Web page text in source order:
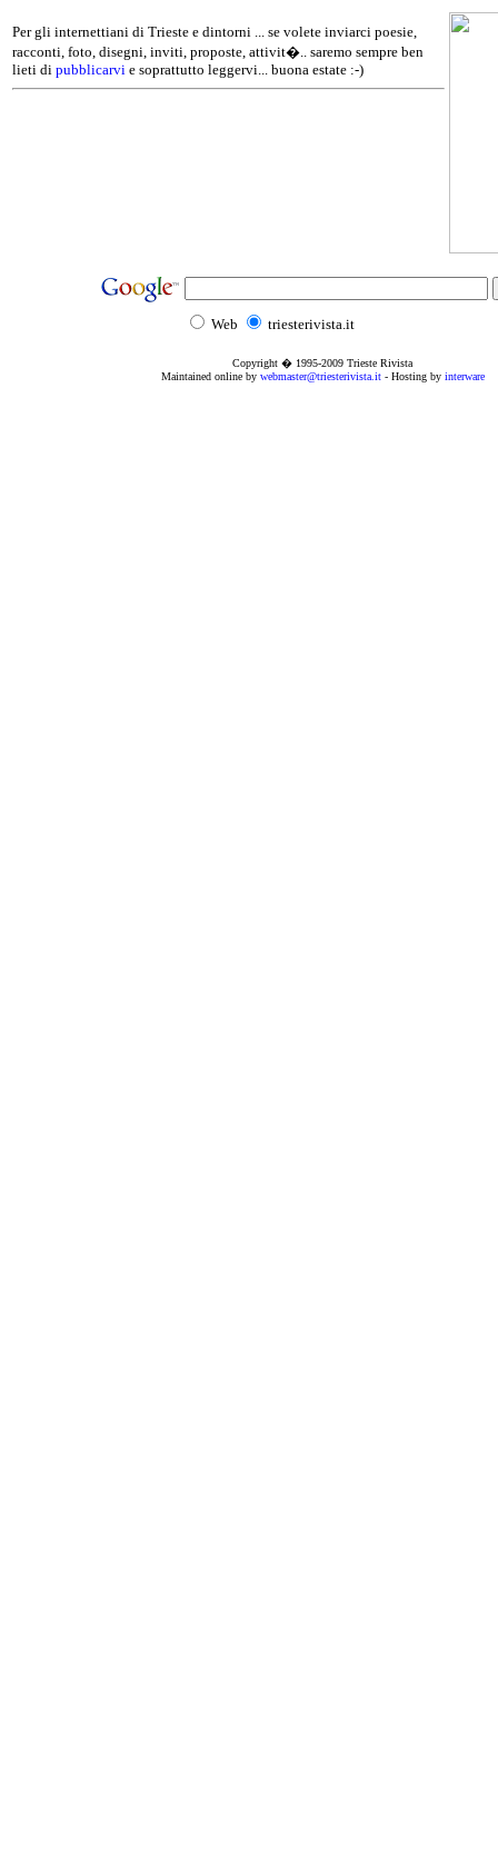
Per gli internettiani di Trieste e dintorni ... se volete inviarci poesie,
racconti, foto, disegni, inviti, proposte, attivit�.. saremo sempre ben
lieti di pubblicarvi e soprattutto leggervi... buona estate :-)
Web triesterivista.it
Copyright � 1995-2009 Trieste Rivista
Maintained online by webmaster@triesterivista.it- Hosting by interware